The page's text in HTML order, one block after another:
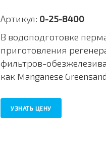
Артикул: 0-25-8400
В водоподготовке
приготовления
фильтров-
как Manganese
УЗНАТЬ ЦЕНУ